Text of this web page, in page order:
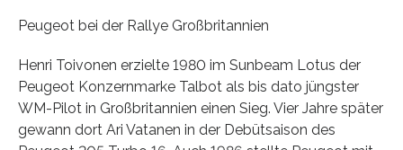
Peugeot bei der Rallye Großbritannien
Henri Toivonen erzielte 1980 im Sunbeam Lotus der
Peugeot Konzernmarke Talbot als bis dato jüngster
WM-Pilot in Großbritannien einen Sieg. Vier Jahre später
gewann dort Ari Vatanen in der Debütsaison des